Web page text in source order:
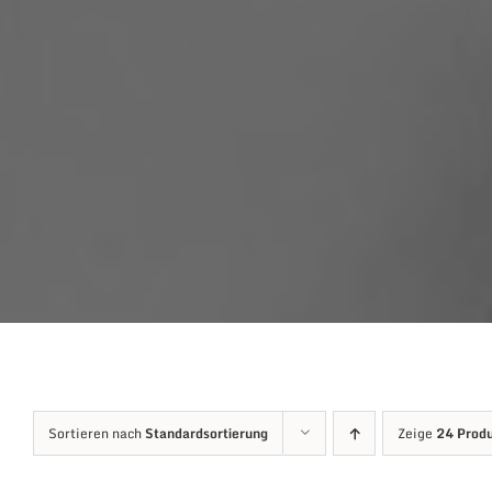
Sortieren nachStandardsortierung Zeige 24